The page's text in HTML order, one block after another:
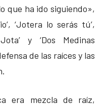
que ha ido siguiendo»,
‘Jotera lo serás tú’,
y ‘Dos Medinas
de las raíces y las
era mezcla de raíz,